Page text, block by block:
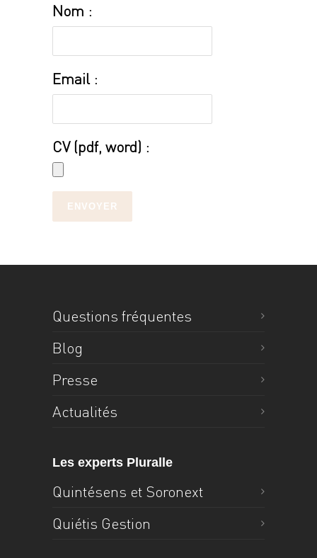
Nom :
Email :
CV (pdf, word) :
ENVOYER
Questions fréquentes
Blog
Presse
Actualités
Les experts Pluralle
Quintésens et Soronext
Quiétis Gestion